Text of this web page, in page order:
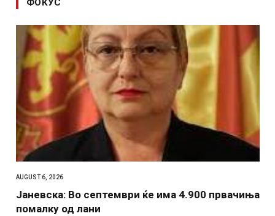
ФОКУС
AUGUST 6, 2026
Јаневска: Во септември ќе има 4.900 првачиња
помалку од лани